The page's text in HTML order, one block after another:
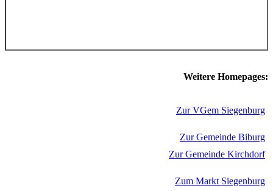
Weitere Homepages:
Zur VGem Siegenburg
Zur Gemeinde Biburg
Zur Gemeinde Kirchdorf
Zum Markt Siegenburg